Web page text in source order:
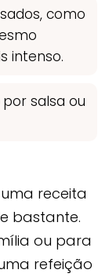
como
intenso.
salsa ou
receita
bastante.
ou para
refeição